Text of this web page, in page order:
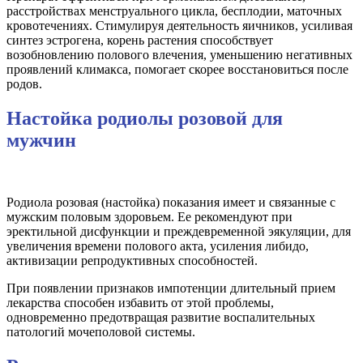
расстройствах менструального цикла, бесплодии, маточных
кровотечениях. Стимулируя деятельность яичников, усиливая
синтез эстрогена, корень растения способствует
возобновлению полового влечения, уменьшению негативных
проявлений климакса, помогает скорее восстановиться после
родов.
Настойка родиолы розовой для
мужчин
Родиола розовая (настойка) показания имеет и связанные с
мужским половым здоровьем. Ее рекомендуют при
эректильной дисфункции и преждевременной эякуляции, для
увеличения времени полового акта, усиления либидо,
активизации репродуктивных способностей.
При появлении признаков импотенции длительный прием
лекарства способен избавить от этой проблемы,
одновременно предотвращая развитие воспалительных
патологий мочеполовой системы.